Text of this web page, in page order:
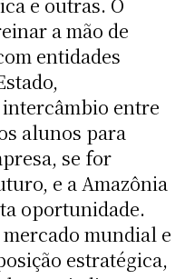
a mão de
entidades
entre
alunos para
se for
e a Amazônia
oportunidade.
mundial e
estratégica,